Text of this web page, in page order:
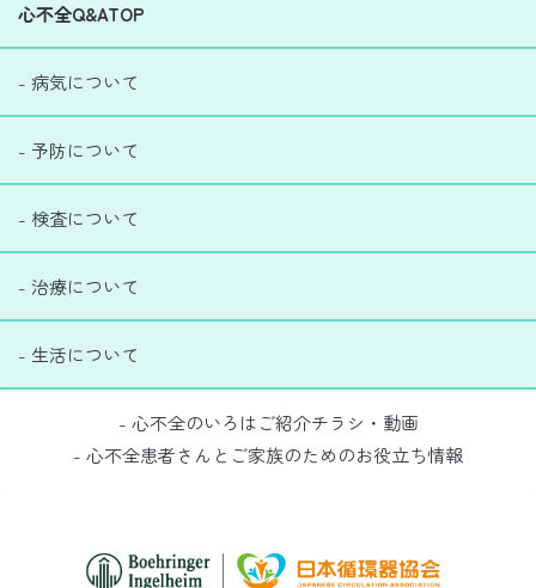
心不全Q&ATOP
- 病気について
- 予防について
- 検査について
- 治療について
- 生活について
- 心不全のいろはご紹介チラシ・動画
- 心不全患者さんとご家族のためのお役立ち情報